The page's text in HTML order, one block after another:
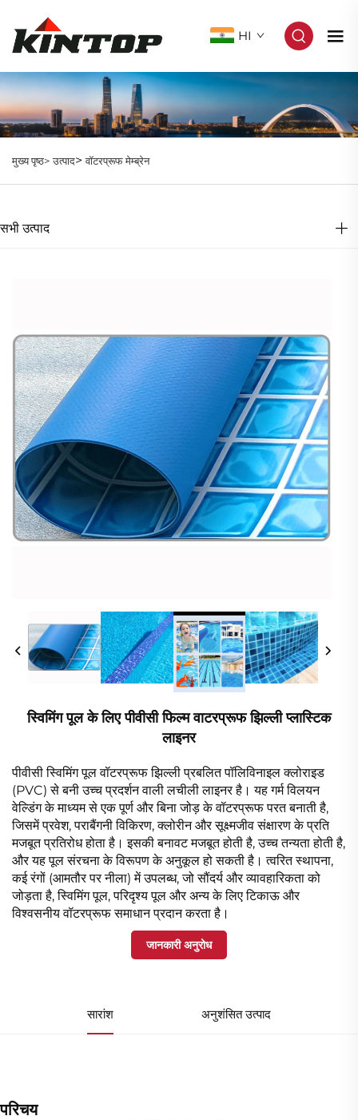
HI
मुख्य पृष्ठ> उत्पाद>वॉटरप्रूफ मेम्ब्रेन
सभी उत्पाद
स्विमिंग पूल के लिए पीवीसी फिल्म वाटरप्रूफ झिल्ली प्लास्टिक
लाइनर
पीवीसी स्विमिंग पूल वॉटरप्रूफ झिल्ली प्रबलित पॉलिविनाइल क्लोराइड
(PVC) से बनी उच्च प्रदर्शन वाली लचीली लाइनर है। यह गर्म विलयन
वेल्डिंग के माध्यम से एक पूर्ण और बिना जोड़ के वॉटरप्रूफ परत बनाती है,
जिसमें प्रवेश, पराबैंगनी विकिरण, क्लोरीन और सूक्ष्मजीव संक्षारण के प्रति
मजबूत प्रतिरोध होता है। इसकी बनावट मजबूत होती है, उच्च तन्यता होती है,
और यह पूल संरचना के विरूपण के अनुकूल हो सकती है। त्वरित स्थापना,
कई रंगों (आमतौर पर नीला) में उपलब्ध, जो सौंदर्य और व्यावहारिकता को
जोड़ता है, स्विमिंग पूल, परिदृश्य पूल और अन्य के लिए टिकाऊ और
विश्वसनीय वॉटरप्रूफ समाधान प्रदान करता है।
जानकारी अनुरोध
सारांश अनुशंसित उत्पाद
परिचय